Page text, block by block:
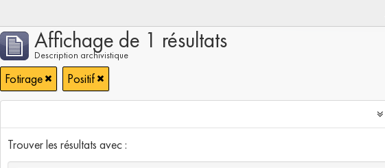
Affichage de 1 résultats
Description archivistique
Fotirage Positif
Trouver les résultats avec :